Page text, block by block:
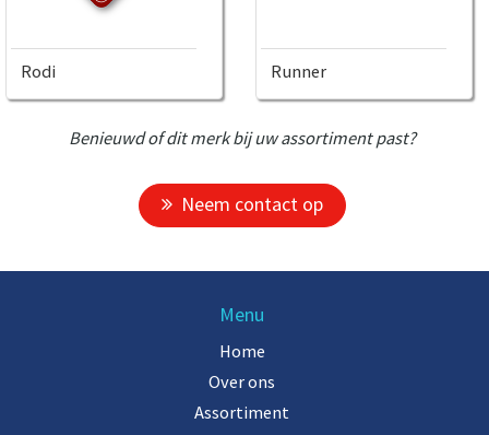
Rodi Runner
Benieuwd of dit merk bij uw assortiment past?
Neem contact op
Menu
Home
Over ons
Assortiment